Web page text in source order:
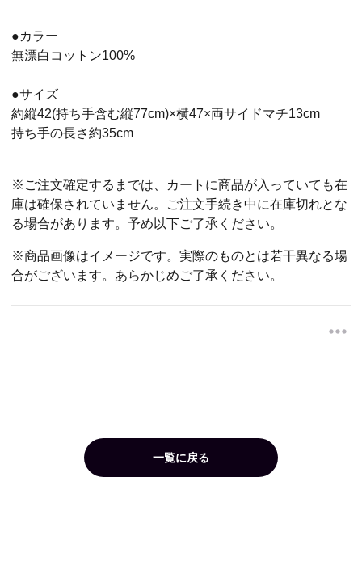
●カラー
無漂白コットン100%
●サイズ
約縦42(持ち手含む縦77cm)×横47×両サイドマチ13cm
持ち手の長さ約35cm
※ご注文確定するまでは、カートに商品が入っていても在
庫は確保されていません。ご注文手続き中に在庫切れとな
る場合があります。予め以下ご了承ください。
※商品画像はイメージです。実際のものとは若干異なる場
合がございます。あらかじめご了承ください。
一覧に戻る